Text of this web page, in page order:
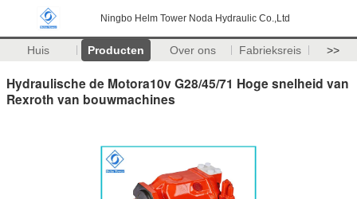
Ningbo Helm Tower Noda Hydraulic Co.,Ltd
Huis Producten Over ons Fabrieksreis >>
Hydraulische de Motora10v G28/45/71 Hoge snelheid van
Rexroth van bouwmachines